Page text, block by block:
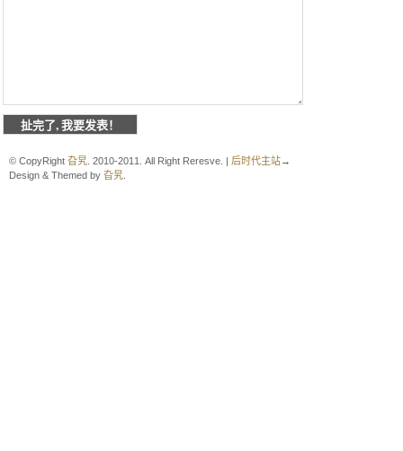
© CopyRight 旮旯 . 2010-2011. All Right Reresve. | 后时代主站→
Design & Themed by 旮旯